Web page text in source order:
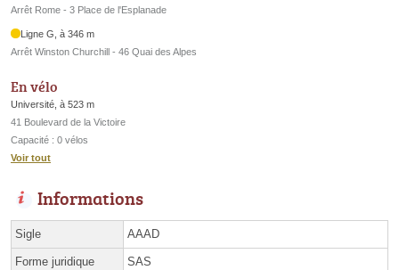
Arrêt Rome - 3 Place de l'Esplanade
Ligne G, à 346 m
Arrêt Winston Churchill - 46 Quai des Alpes
En vélo
Université, à 523 m
41 Boulevard de la Victoire
Capacité : 0 vélos
Voir tout
Informations
Sigle AAAD
Forme juridique SAS